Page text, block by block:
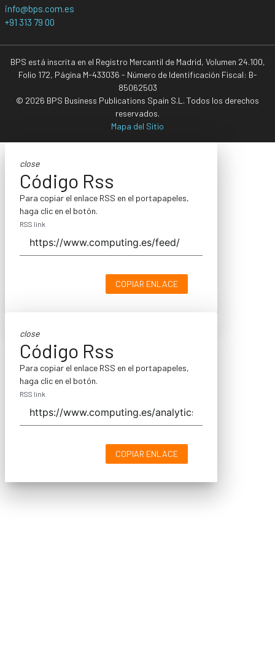
info@bps.com.es
+91 313 79 00
BPS está inscrita en el Registro Mercantil de Madrid, Volumen 24.100,
Folio 172, Página M-433036 - Número de Identificación Fiscal: B-
85062503
© 2026 BPS Business Publications Spain S.L. Todos los derechos
reservados.
Mapa del Sitio
close
Código Rss
Para copiar el enlace RSS en el portapapeles,
haga clic en el botón.
RSS link
COPIAR ENLACE
close
Código Rss
Para copiar el enlace RSS en el portapapeles,
haga clic en el botón.
RSS link
COPIAR ENLACE